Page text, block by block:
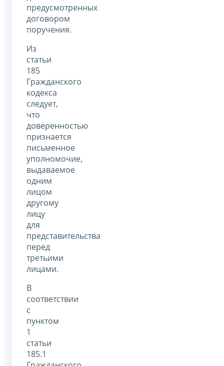
предусмотренных
договором
поручения.
Из
статьи
185
Гражданского
кодекса
следует,
что
доверенностью
признается
письменное
уполномочие,
выдаваемое
одним
лицом
другому
лицу
для
представительства
перед
третьими
лицами.
В
соответствии
с
пунктом
1
статьи
185.1